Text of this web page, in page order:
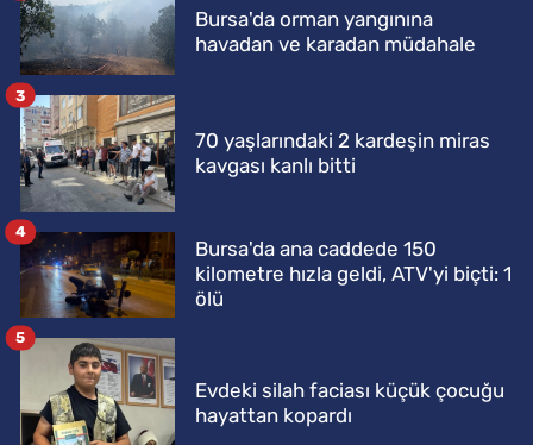
Bursa'da orman yangınına
havadan ve karadan müdahale
70 yaşlarındaki 2 kardeşin miras
kavgası kanlı bitti
3
Bursa'da ana caddede 150
kilometre hızla geldi, ATV'yi biçti: 1
ölü
4
Evdeki silah faciası küçük çocuğu
hayattan kopardı
5